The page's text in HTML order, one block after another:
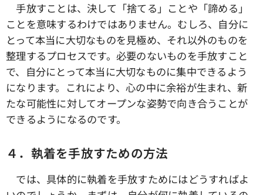
手放すことは、決して「捨てる」ことや「諦める」
ことを意味するわけではありません。むしろ、自分に
とって本当に大切なものを見極め、それ以外のものを
整理するプロセスです。必要のないものを手放すこと
で、自分にとって本当に大切なものに集中できるよう
になります。これにより、心の中に余裕が生まれ、新
たな可能性に対してオープンな姿勢で向き合うことが
できるようになるのです。
４．執着を手放すための方法
では、具体的に執着を手放すためにはどうすればよ